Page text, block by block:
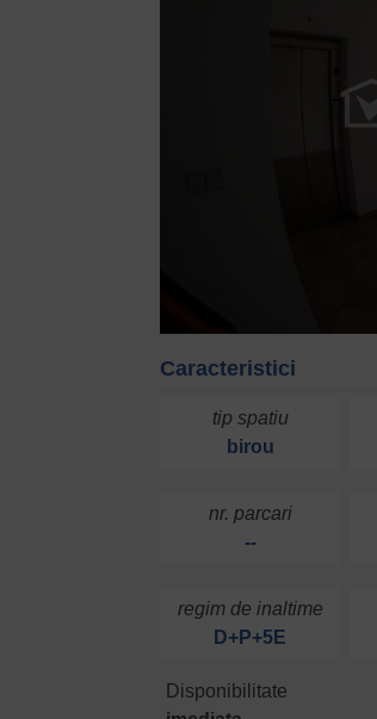
Caracteristici
tip spatiu
birou
nr. parcari
--
regim de inaltime
D+P+5E
Disponibilitate